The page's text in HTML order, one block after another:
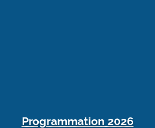
Programmation 2026